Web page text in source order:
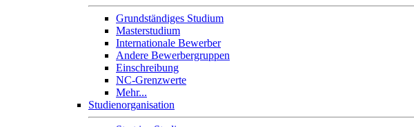
Grundständiges Studium
Masterstudium
Internationale Bewerber
Andere Bewerbergruppen
Einschreibung
NC-Grenzwerte
Mehr...
Studienorganisation